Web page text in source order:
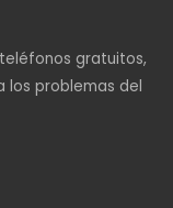
gratuitos,
los problemas del